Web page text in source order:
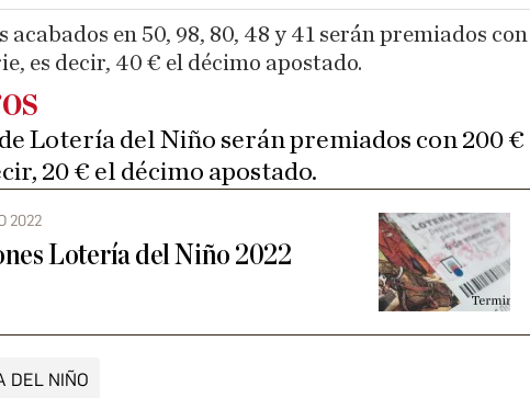
acabados en 50, 98, 80, 48 y 41 serán premiados con
es decir, 40 € el décimo apostado.
Lotería del Niño serán premiados con 200 €
20 € el décimo apostado.
2022
Lotería del Niño 2022
DEL NIÑO